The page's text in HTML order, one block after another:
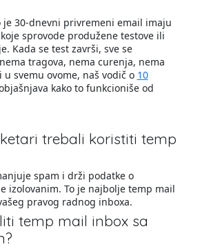
je 30-dnevni privremeni email imaju
sprovode produžene testove ili
Kada se test završi, sve se
tragova, nema curenja, nema
u svemu ovome, naš vodič o 10
kako to funkcioniše od
trebali koristiti temp
spam i drži podatke o
izolovanim. To je najbolje temp mail
pravog radnog inboxa.
temp mail inbox sa